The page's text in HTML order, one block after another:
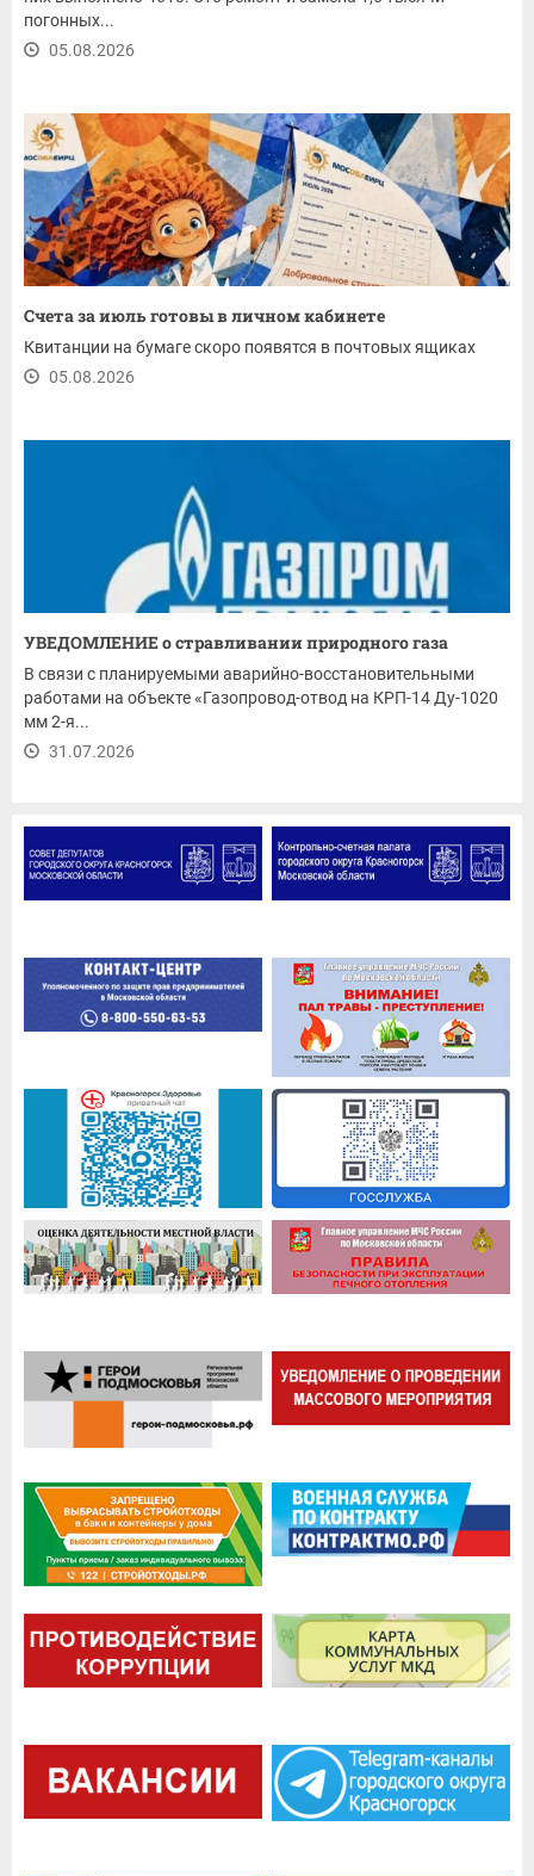
погонных...
05.08.2026
Счета за июль готовы в личном кабинете
Квитанции на бумаге скоро появятся в почтовых ящиках
05.08.2026
УВЕДОМЛЕНИЕ о стравливании природного газа
В связи с планируемыми аварийно-восстановительными
работами на объекте «Газопровод-отвод на КРП-14 Ду-1020
мм 2-я...
31.07.2026